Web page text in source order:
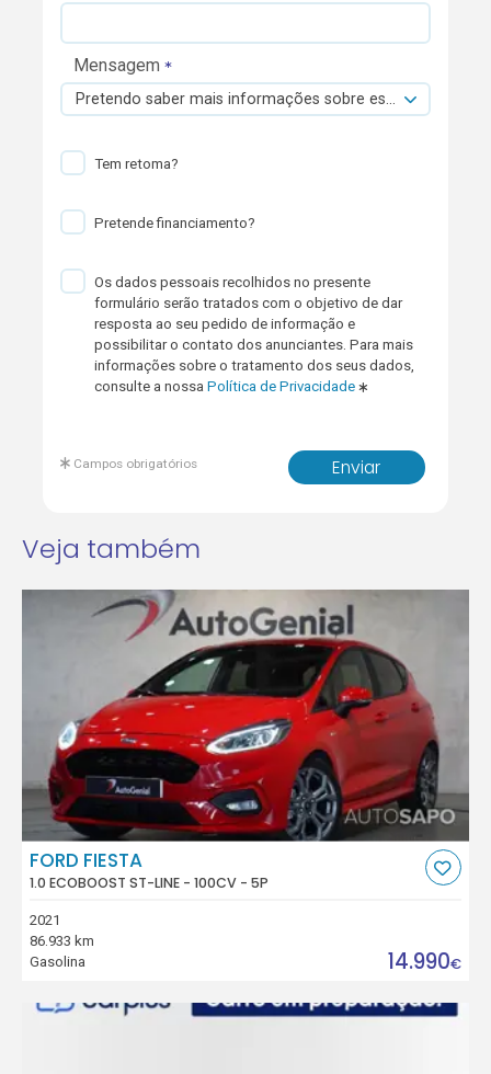
Mensagem
Pretendo saber mais informações sobre esta viatura.
Tem retoma?
Pretende financiamento?
Os dados pessoais recolhidos no presente
formulário serão tratados com o objetivo de dar
resposta ao seu pedido de informação e
possibilitar o contato dos anunciantes. Para mais
informações sobre o tratamento dos seus dados,
consulte a nossaPolítica de Privacidade
Enviar
Campos obrigatórios
Veja também
FORD FIESTA
1.0 ECOBOOST ST-LINE - 100CV - 5P
2021
86.933 km
Gasolina
14.990€